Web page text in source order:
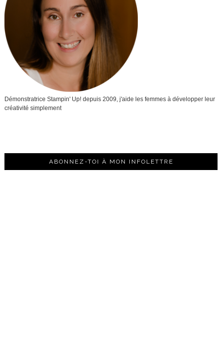
Démonstratrice Stampin' Up! depuis 2009, j'aide les femmes à développer leur
créativité simplement
ABONNEZ-TOI À MON INFOLETTRE